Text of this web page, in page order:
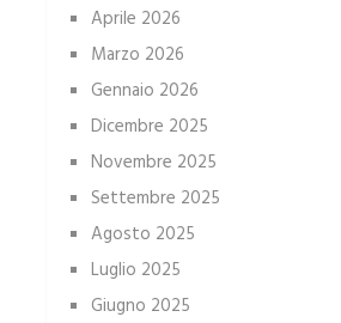
Aprile 2026
Marzo 2026
Gennaio 2026
Dicembre 2025
Novembre 2025
Settembre 2025
Agosto 2025
Luglio 2025
Giugno 2025